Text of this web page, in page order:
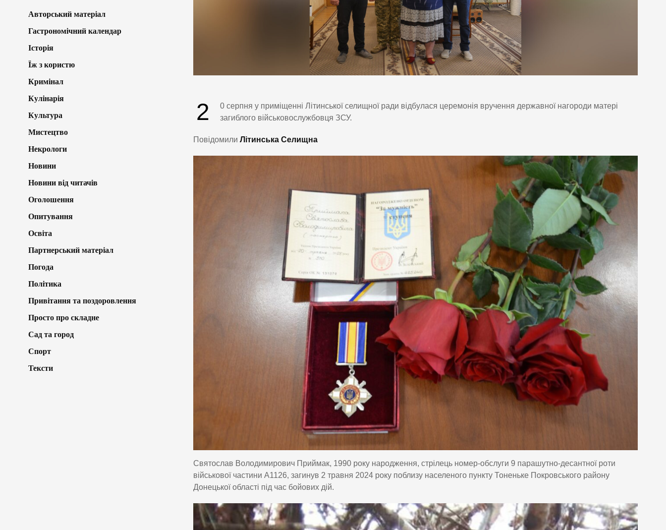
2
0 серпня у приміщенні Літинської селищної ради відбулася церемонія вручення державної нагороди матері
загиблого військовослужбовця ЗСУ.
Повідомили Літинська Селищна
Святослав Володимирович Приймак, 1990 року народження, стрілець номер-обслуги 9 парашутно-десантної роти
військової частини А1126, загинув 2 травня 2024 року поблизу населеного пункту Тоненьке Покровського району
Донецької області під час бойових дій.
Авторський матеріал
Гастрономічний календар
Історія
Їж з користю
Кримінал
Кулінарія
Культура
Мистецтво
Некрологи
Новини
Новини від читачів
Оголошення
Опитування
Освіта
Партнерський матеріал
Погода
Політика
Привітання та поздоровлення
Просто про складне
Сад та город
Спорт
Тексти